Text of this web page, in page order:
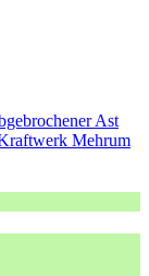
Ast
Mehrum